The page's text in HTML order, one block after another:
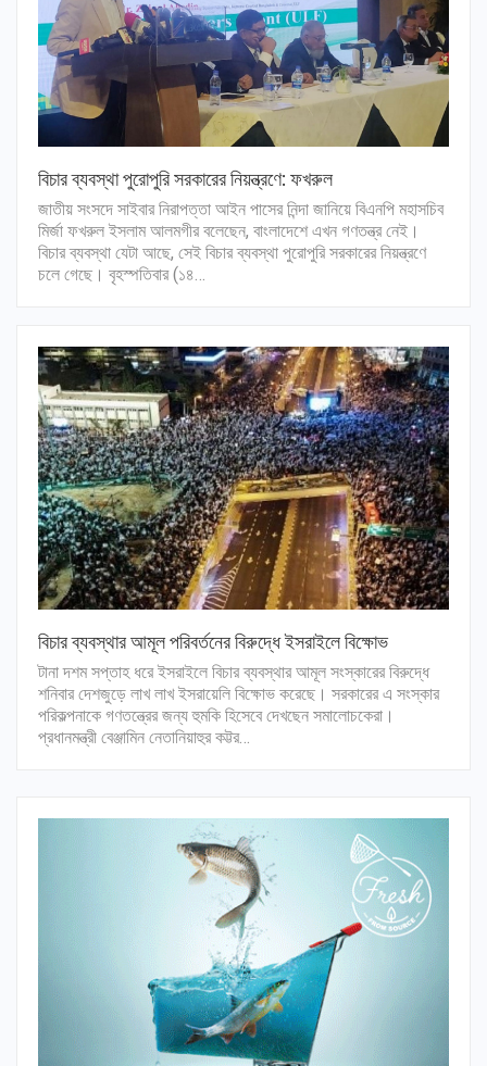
বিচার ব্যবস্থা পুরোপুরি সরকারের নিয়ন্ত্রণে: ফখরুল
জাতীয় সংসদে সাইবার নিরাপত্তা আইন পাসের নিন্দা জানিয়ে বিএনপি মহাসচিব
মির্জা ফখরুল ইসলাম আলমগীর বলেছেন, বাংলাদেশে এখন গণতন্ত্র নেই।
বিচার ব্যবস্থা যেটা আছে, সেই বিচার ব্যবস্থা পুরোপুরি সরকারের নিয়ন্ত্রণে
চলে গেছে। বৃহস্পতিবার (১৪…
বিচার ব্যবস্থার আমূল পরিবর্তনের বিরুদ্ধে ইসরাইলে বিক্ষোভ
টানা দশম সপ্তাহ ধরে ইসরাইলে বিচার ব্যবস্থার আমূল সংস্কারের বিরুদ্ধে
শনিবার দেশজুড়ে লাখ লাখ ইসরায়েলি বিক্ষোভ করেছে। সরকারের এ সংস্কার
পরিকল্পনাকে গণতন্ত্রের জন্য হুমকি হিসেবে দেখছেন সমালোচকেরা।
প্রধানমন্ত্রী বেঞ্জামিন নেতানিয়াহুর কট্টর…